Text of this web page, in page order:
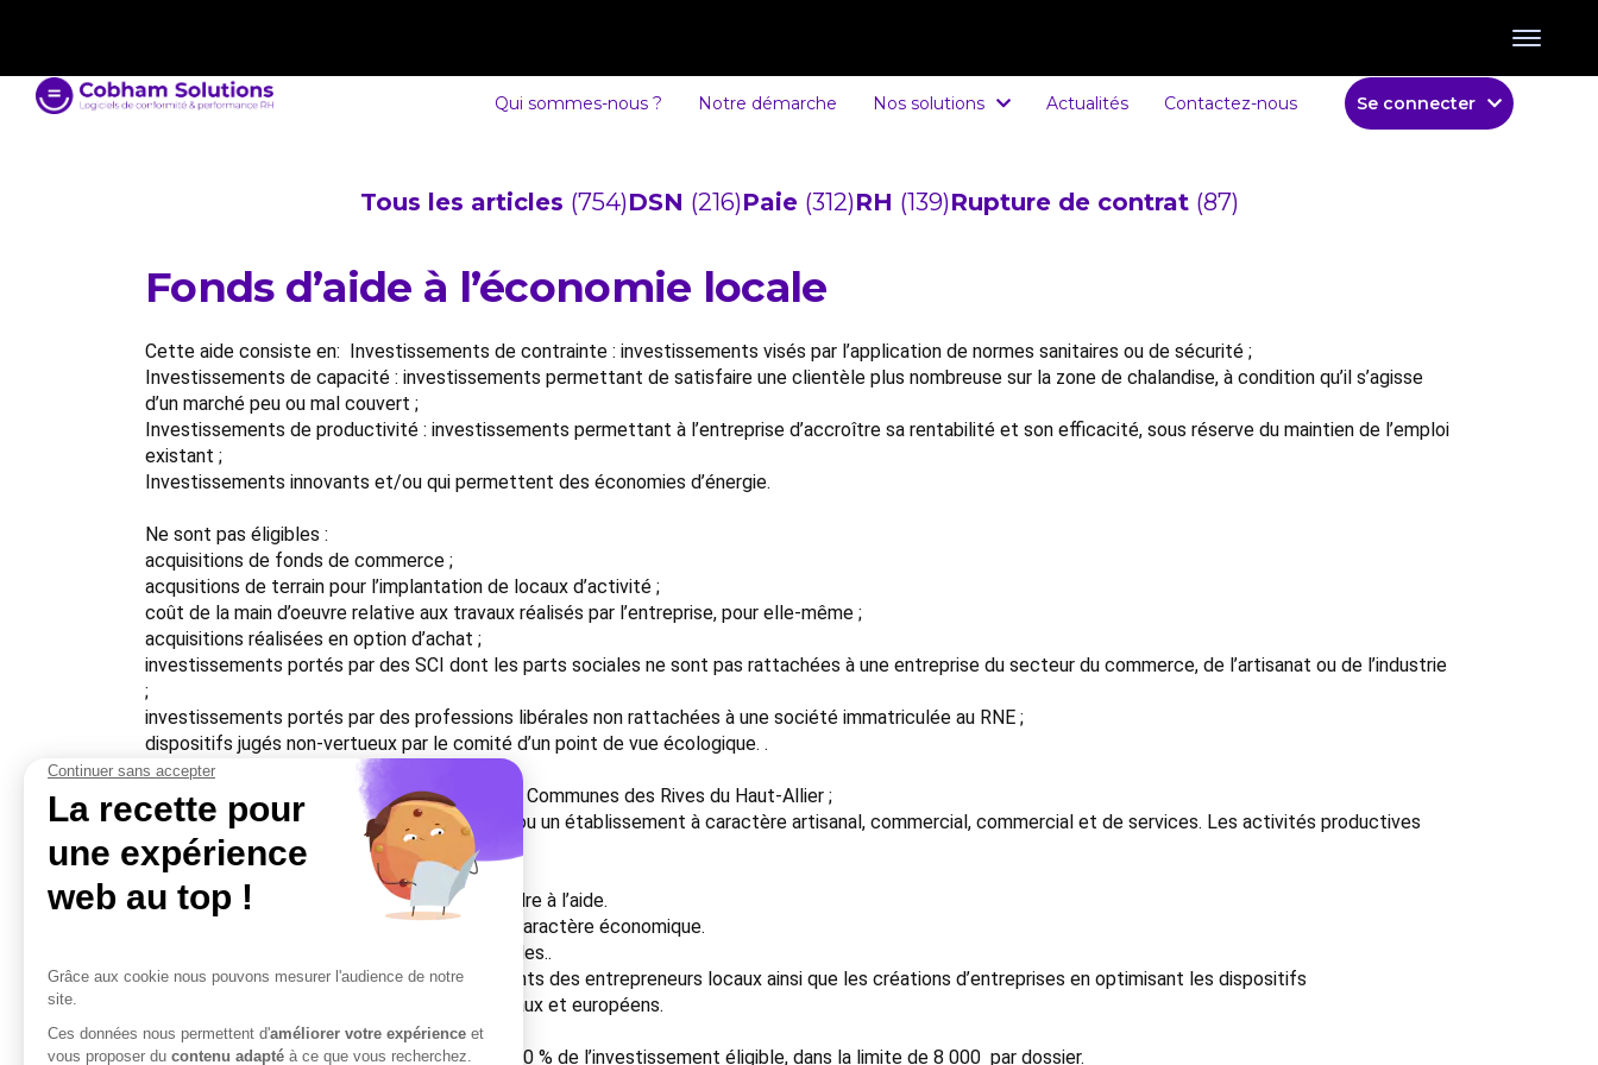
Qui sommes-nous ? Notre démarche Nos solutions Actualités Contactez-nous Se connecter
Tous les articles (754)DSN (216)Paie (312)RH (139)Rupture de contrat (87)
Fonds d’aide à l’économie locale
Cette aide consiste en: Investissements de contrainte : investissements visés par l’application de normes sanitaires ou de sécurité ;
Investissements de capacité : investissements permettant de satisfaire une clientèle plus nombreuse sur la zone de chalandise, à condition qu’il s’agisse
d’un marché peu ou mal couvert ;
Investissements de productivité : investissements permettant à l’entreprise d’accroître sa rentabilité et son efficacité, sous réserve du maintien de l’emploi
existant ;
Investissements innovants et/ou qui permettent des économies d’énergie.
Ne sont pas éligibles :
acquisitions de fonds de commerce ;
acqusitions de terrain pour l’implantation de locaux d’activité ;
coût de la main d’oeuvre relative aux travaux réalisés par l’entreprise, pour elle-même ;
acquisitions réalisées en option d’achat ;
investissements portés par des SCI dont les parts sociales ne sont pas rattachées à une entreprise du secteur du commerce, de l’artisanat ou de l’industrie
;
investissements portés par des professions libérales non rattachées à une société immatriculée au RNE ;
dispositifs jugés non-vertueux par le comité d’un point de vue écologique. .
Elle concerne les Entreprises :
situées sur le territoire de la Communauté de Communes des Rives du Haut-Allier ;
ayant repris, créé ou développé une activité ou un établissement à caractère artisanal, commercial, commercial et de services. Les activités productives
industrielles sont également éligibles.
Les entreprises en difficulté peuvent prétendre à l’aide.
Sont également éligibles les associations à caractère économique.
Ne sont pas éligibles les exploitations agricoles..
Objectif de l’aide: Favoriser les investissements des entrepreneurs locaux ainsi que les créations d’entreprises en optimisant les dispositifs
d’accompagnement départementaux, régionaux et européens.
Conditions de l’aide:
Montant de l’aide: Subvention représentant 10 % de l’investissement éligible, dans la limite de 8 000  par dossier.